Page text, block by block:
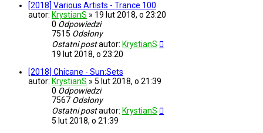
[2018] Various Artists - Trance 100
autor: KrystianS » 19 lut 2018, o 23:20
0 Odpowiedzi
7515 Odsłony
Ostatni postautor: KrystianS
19 lut 2018, o 23:20
[2018] Chicane - Sun:Sets
autor: KrystianS » 5 lut 2018, o 21:39
0 Odpowiedzi
7567 Odsłony
Ostatni postautor: KrystianS
5 lut 2018, o 21:39